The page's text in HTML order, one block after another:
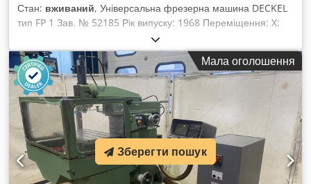
Стан: вживаний, Універсальна фрезерна машина DECKEL
тип FP 1 Зав. № 52185 Рік випуску: 1968 Переміщення: X:
300 мм, Y: 150 мм, Z: 340 мм Розмір столу: 600 x 250 мм
Шпиндельний конус: SK 40 - S20 x 2 Частота обертання
шпинделя: 40-2000 об/хв, 16 ступенів Потужність двигуна:
1,0 і 1,4 кВт (з перемиканням полюсів) Підключення до
мережі: 380 В, 50 Гц - Подавання по осях X та Z - Два рівні
обертів двигуна та 8 швидкостей коробки передач -
Висування пінолі вертикальної головки: 60 мм -
Стаціонарний поворотний стіл - Система охолодження у
станині машини - Окремий шафа керування - Упор з
протилежною опорою для горизонтального фрезерування
Мала оголошення
Зберегти пошук